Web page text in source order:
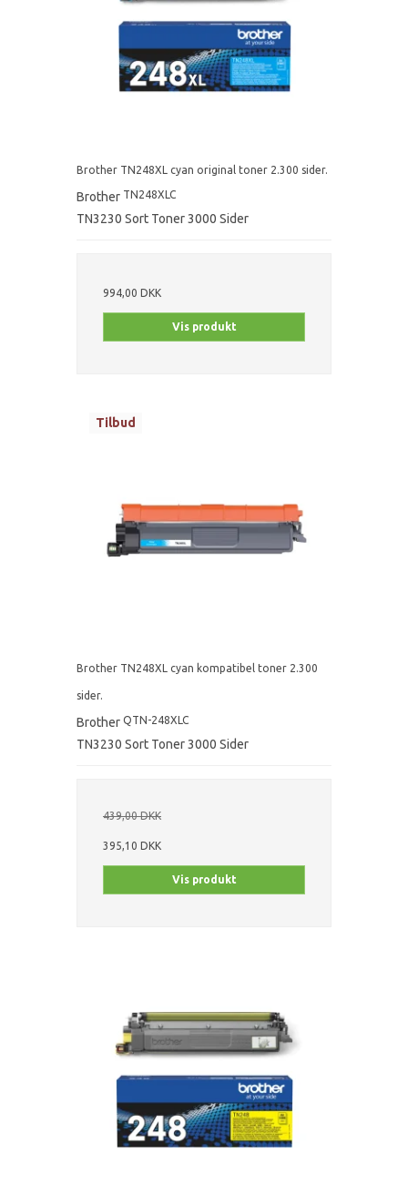
Brother TN248XL cyan original toner 2.300 sider.
Brother TN248XLC
TN3230 Sort Toner 3000 Sider
994,00 DKK
Vis produkt
Tilbud
Brother TN248XL cyan kompatibel toner 2.300
sider.
Brother QTN-248XLC
TN3230 Sort Toner 3000 Sider
439,00 DKK
395,10 DKK
Vis produkt